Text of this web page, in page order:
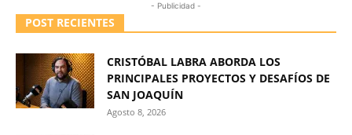
- Publicidad -
POST RECIENTES
CRISTÓBAL LABRA ABORDA LOS
PRINCIPALES PROYECTOS Y DESAFÍOS DE
SAN JOAQUÍN
Agosto 8, 2026